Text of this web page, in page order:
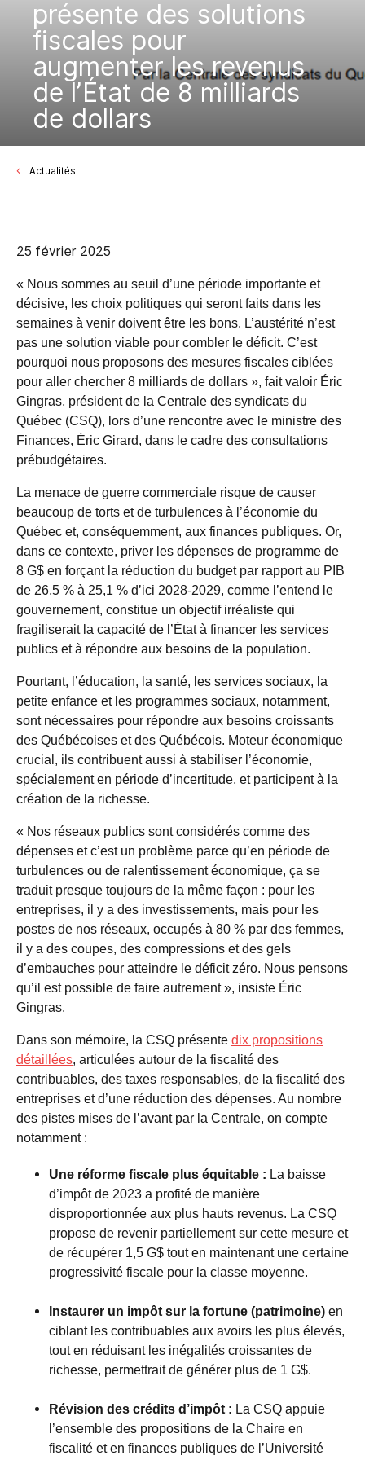
présente des solutions
fiscales pour
augmenter les revenus
de l’État de 8 milliards
de dollars
Actualités
25 février 2025
« Nous sommes au seuil d’une période importante et
décisive, les choix politiques qui seront faits dans les
semaines à venir doivent être les bons. L’austérité n’est
pas une solution viable pour combler le déficit. C’est
pourquoi nous proposons des mesures fiscales ciblées
pour aller chercher 8 milliards de dollars », fait valoir Éric
Gingras, président de la Centrale des syndicats du
Québec (CSQ), lors d’une rencontre avec le ministre des
Finances, Éric Girard, dans le cadre des consultations
prébudgétaires.
La menace de guerre commerciale risque de causer
beaucoup de torts et de turbulences à l’économie du
Québec et, conséquemment, aux finances publiques. Or,
dans ce contexte, priver les dépenses de programme de
8 G$ en forçant la réduction du budget par rapport au PIB
de 26,5 % à 25,1 % d’ici 2028-2029, comme l’entend le
gouvernement, constitue un objectif irréaliste qui
fragiliserait la capacité de l’État à financer les services
publics et à répondre aux besoins de la population.
Pourtant, l’éducation, la santé, les services sociaux, la
petite enfance et les programmes sociaux, notamment,
sont nécessaires pour répondre aux besoins croissants
des Québécoises et des Québécois. Moteur économique
crucial, ils contribuent aussi à stabiliser l’économie,
spécialement en période d’incertitude, et participent à la
création de la richesse.
« Nos réseaux publics sont considérés comme des
dépenses et c’est un problème parce qu’en période de
turbulences ou de ralentissement économique, ça se
traduit presque toujours de la même façon : pour les
entreprises, il y a des investissements, mais pour les
postes de nos réseaux, occupés à 80 % par des femmes,
il y a des coupes, des compressions et des gels
d’embauches pour atteindre le déficit zéro. Nous pensons
qu’il est possible de faire autrement », insiste Éric
Gingras.
Dans son mémoire, la CSQ présente dix propositions
détaillées, articulées autour de la fiscalité des
contribuables, des taxes responsables, de la fiscalité des
entreprises et d’une réduction des dépenses. Au nombre
des pistes mises de l’avant par la Centrale, on compte
notamment :
Une réforme fiscale plus équitable : La baisse
d’impôt de 2023 a profité de manière
disproportionnée aux plus hauts revenus. La CSQ
propose de revenir partiellement sur cette mesure et
de récupérer 1,5 G$ tout en maintenant une certaine
progressivité fiscale pour la classe moyenne.
Instaurer un impôt sur la fortune (patrimoine) en
ciblant les contribuables aux avoirs les plus élevés,
tout en réduisant les inégalités croissantes de
richesse, permettrait de générer plus de 1 G$.
Révision des crédits d’impôt : La CSQ appuie
l’ensemble des propositions de la Chaire en
fiscalité et en finances publiques de l’Université